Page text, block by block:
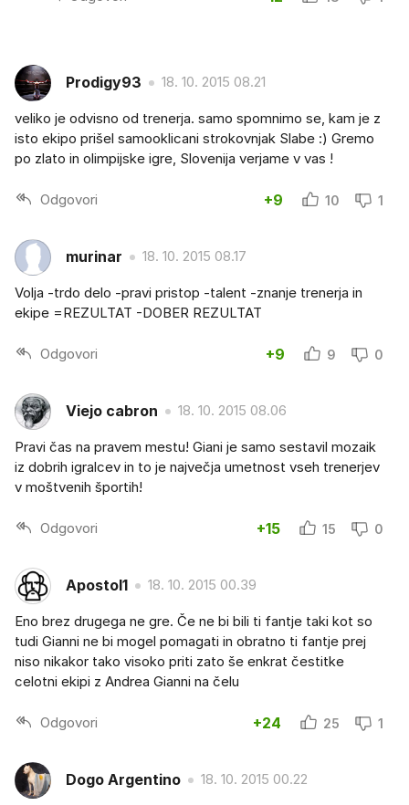
Prodigy93 18. 10. 2015 08.21
veliko je odvisno od trenerja. samo spomnimo se, kam je z
isto ekipo prišel samooklicani strokovnjak Slabe :) Gremo
po zlato in olimpijske igre, Slovenija verjame v vas !
Odgovori +9 10 1
murinar 18. 10. 2015 08.17
Volja -trdo delo -pravi pristop -talent -znanje trenerja in
ekipe =REZULTAT -DOBER REZULTAT
Odgovori +9 9 0
Viejo cabron 18. 10. 2015 08.06
Pravi čas na pravem mestu! Giani je samo sestavil mozaik
iz dobrih igralcev in to je največja umetnost vseh trenerjev
v moštvenih športih!
Odgovori +15 15 0
Apostol1 18. 10. 2015 00.39
Eno brez drugega ne gre. Če ne bi bili ti fantje taki kot so
tudi Gianni ne bi mogel pomagati in obratno ti fantje prej
niso nikakor tako visoko priti zato še enkrat čestitke
celotni ekipi z Andrea Gianni na čelu
Odgovori +24 25 1
Dogo Argentino 18. 10. 2015 00.22